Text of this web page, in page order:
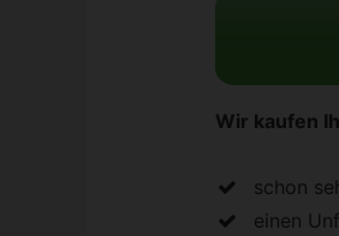
Wir kaufen
schon
einen